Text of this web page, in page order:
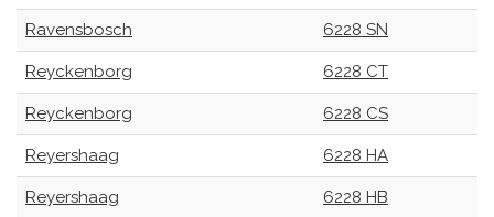
Ravensbosch 6228 SN
Reyckenborg 6228 CT
Reyckenborg 6228 CS
Reyershaag 6228 HA
Reyershaag 6228 HB